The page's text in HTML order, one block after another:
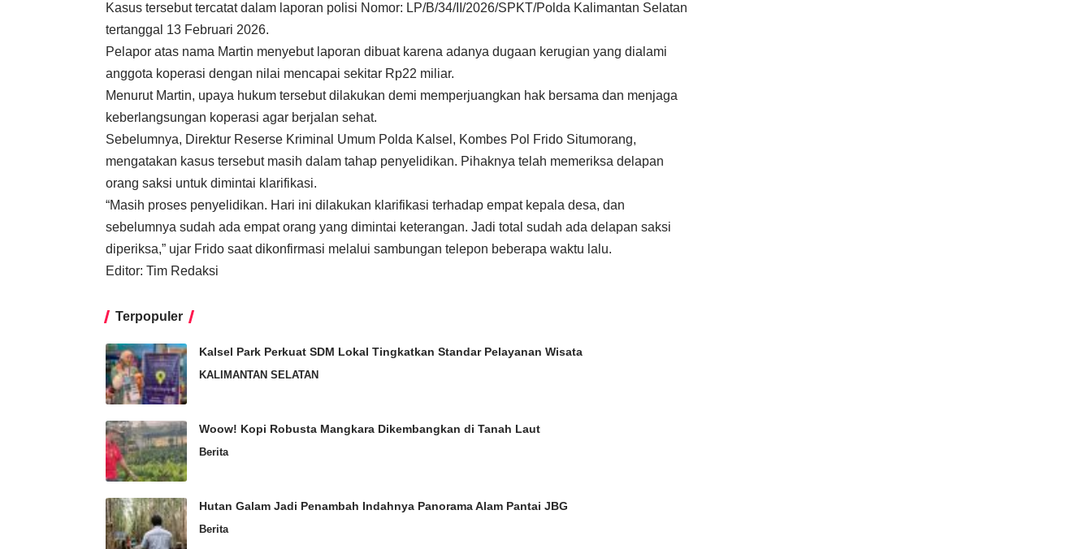
Kasus tersebut tercatat dalam laporan polisi Nomor: LP/B/34/II/2026/SPKT/Polda Kalimantan Selatan
tertanggal 13 Februari 2026.
Pelapor atas nama Martin menyebut laporan dibuat karena adanya dugaan kerugian yang dialami
anggota koperasi dengan nilai mencapai sekitar Rp22 miliar.
Menurut Martin, upaya hukum tersebut dilakukan demi memperjuangkan hak bersama dan menjaga
keberlangsungan koperasi agar berjalan sehat.
Sebelumnya, Direktur Reserse Kriminal Umum Polda Kalsel, Kombes Pol Frido Situmorang,
mengatakan kasus tersebut masih dalam tahap penyelidikan. Pihaknya telah memeriksa delapan
orang saksi untuk dimintai klarifikasi.
“Masih proses penyelidikan. Hari ini dilakukan klarifikasi terhadap empat kepala desa, dan
sebelumnya sudah ada empat orang yang dimintai keterangan. Jadi total sudah ada delapan saksi
diperiksa,” ujar Frido saat dikonfirmasi melalui sambungan telepon beberapa waktu lalu.
Editor: Tim Redaksi
Terpopuler
Kalsel Park Perkuat SDM Lokal Tingkatkan Standar Pelayanan Wisata
KALIMANTAN SELATAN
Woow! Kopi Robusta Mangkara Dikembangkan di Tanah Laut
Berita
Hutan Galam Jadi Penambah Indahnya Panorama Alam Pantai JBG
Berita